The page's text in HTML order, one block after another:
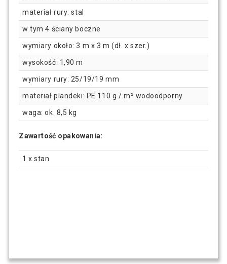
materiał rury: stal
w tym 4 ściany boczne
wymiary około: 3 m x 3 m (dł. x szer.)
wysokość: 1,90 m
wymiary rury: 25/19/19 mm
materiał plandeki: PE 110 g / m² wodoodporny
waga: ok. 8,5 kg
Zawartość opakowania:
1 x stan